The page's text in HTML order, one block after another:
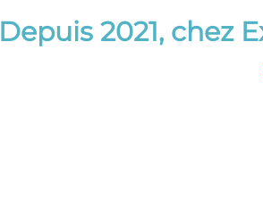
Depuis 2021, chez